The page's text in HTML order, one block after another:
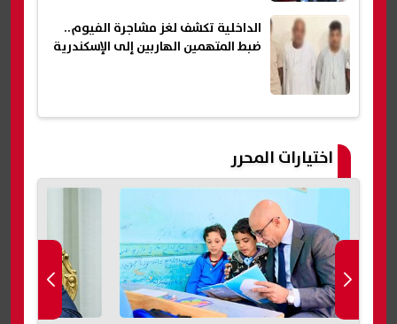
الداخلية تكشف لغز مشاجرة الفيوم..
ضبط المتهمين الهاربين إلى الإسكندرية
اختيارات المحرر